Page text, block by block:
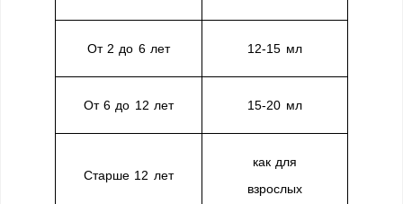
От 2 до 6 лет 12-15 мл
От 6 до 12 лет 15-20 мл
Старше 12 лет
как для
взрослых